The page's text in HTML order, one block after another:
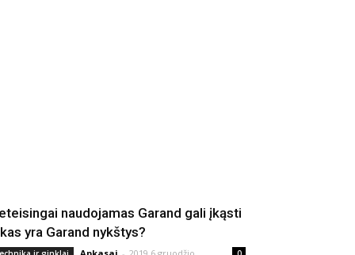
naudojamas Garand gali įkąsti
yra Garand nykštys?